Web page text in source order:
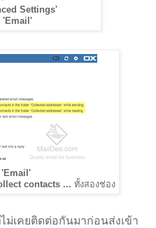
Settings'
'Email'
'Email'
contacts ... ทั้งสองช่อง
ม่เคยติดต่อกันมาก่อนส่งเข้า